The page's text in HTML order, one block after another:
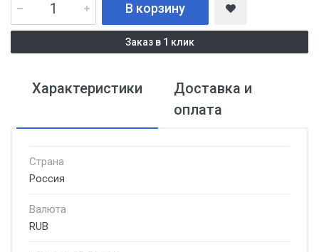
В корзину
Заказ в 1 клик
Характеристики
Доставка и
оплата
Страна
Россия
Валюта
RUB